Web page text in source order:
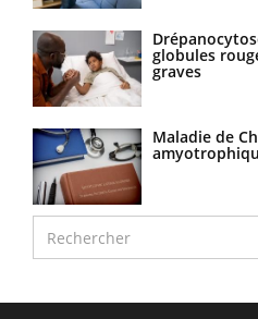
globules
graves
Maladie de